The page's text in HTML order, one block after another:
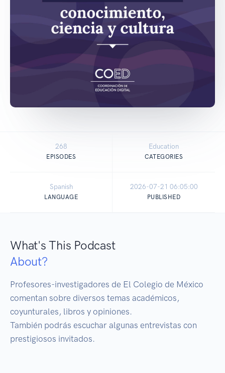
268
EPISODES
Education
CATEGORIES
Spanish
LANGUAGE
2026-07-21 06:05:00
PUBLISHED
What's This Podcast
About?
Profesores-investigadores de El Colegio de México
comentan sobre diversos temas académicos,
coyunturales, libros y opiniones.
También podrás escuchar algunas entrevistas con
prestigiosos invitados.